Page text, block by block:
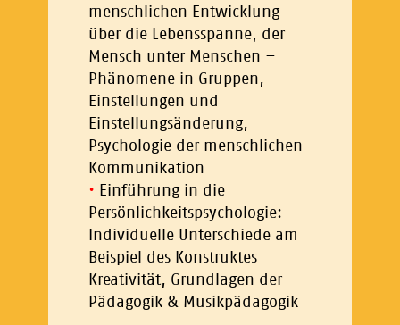
menschlichen Entwicklung
über die Lebensspanne, der
Mensch unter Menschen –
Phänomene in Gruppen,
Einstellungen und
Einstellungsänderung,
Psychologie der menschlichen
Kommunikation
Einführung in die
Persönlichkeitspsychologie:
Individuelle Unterschiede am
Beispiel des Konstruktes
Kreativität, Grundlagen der
Pädagogik & Musikpädagogik